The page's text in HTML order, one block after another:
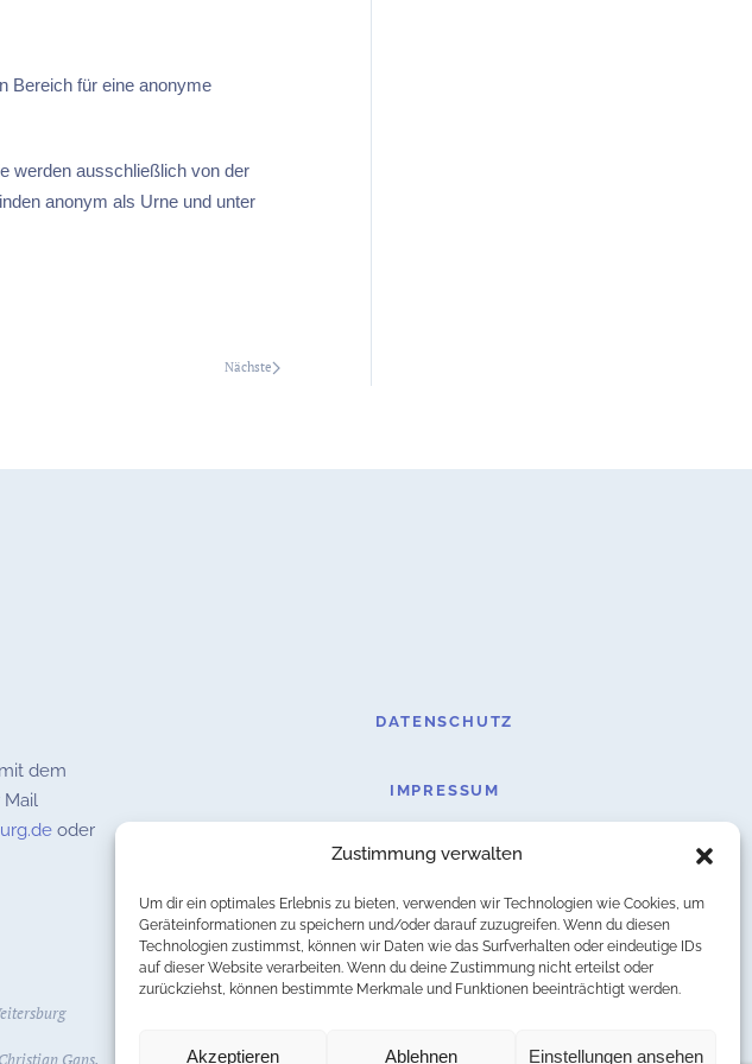
Zustimmung verwalten
Um dir ein optimales Erlebnis zu bieten, verwenden wir Technologien wie Cookies, um
Geräteinformationen zu speichern und/oder darauf zuzugreifen. Wenn du diesen
Technologien zustimmst, können wir Daten wie das Surfverhalten oder eindeutige IDs
auf dieser Website verarbeiten. Wenn du deine Zustimmung nicht erteilst oder
zurückziehst, können bestimmte Merkmale und Funktionen beeinträchtigt werden.
Akzeptieren Ablehnen Einstellungen ansehen
Bereich für eine anonyme
werden ausschließlich von der
anonym als Urne und unter
Nächste
dem
Mail
oder
DATENSCHUTZ
IMPRESSUM
Gans.